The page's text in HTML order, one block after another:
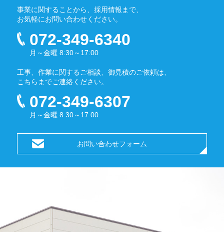
事業に関することから、採用情報まで、
お気軽にお問い合わせください。
072-349-6340
月～金曜 8:30～17:00
工事、作業に関するご相談、御見積のご依頼は、
こちらまでご連絡ください。
072-349-6307
月～金曜 8:30～17:00
お問い合わせフォーム